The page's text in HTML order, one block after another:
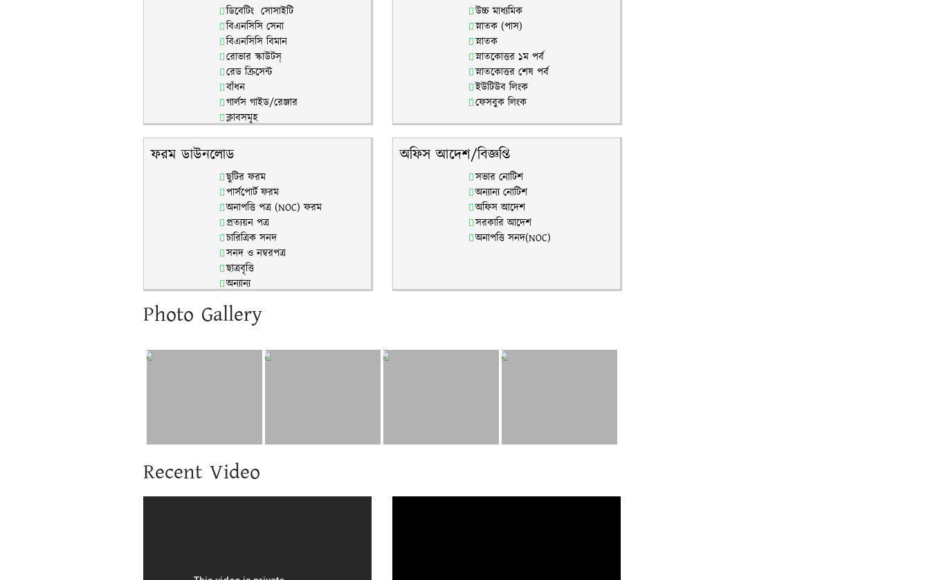
ডিবেটিং সোসাইটি
বিএনসিসি সেনা
বিএনসিসি বিমান
রোভার স্কাউটস্
রেড ক্রিসেন্ট
বাঁধন
গার্লস গাইড/রেঞ্জার
ক্লাবসমূহ
উচ্চ মাধ্যমিক
স্নাতক (পাস)
স্নাতক
স্নাতকোত্তর ১ম পর্ব
স্নাতকোত্তর শেষ পর্ব
ইউটিউব লিংক
ফেসবুক লিংক
ফরম ডাউনলোড
ছুটির ফরম
পার্সপোর্ট ফরম
অনাপত্তি পত্র (NOC) ফরম
প্রত্যয়ন পত্র
চারিত্রিক সনদ
সনদ ও নম্বরপত্র
ছাত্রবৃত্তি
অন্যান্য
অফিস আদেশ/বিজ্ঞপ্তি
সভার নোটিশ
অন্যান্য নোটিশ
অফিস আদেশ
সরকারি আদেশ
অনাপত্তি সনদ(NOC)
Photo Gallery
Recent Video